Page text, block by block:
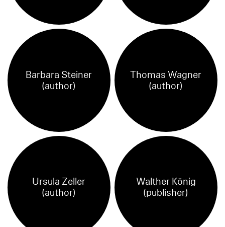
Barbara Steiner
(author)
Thomas Wagner
(author)
Ursula Zeller
(author)
Walther König
(publisher)